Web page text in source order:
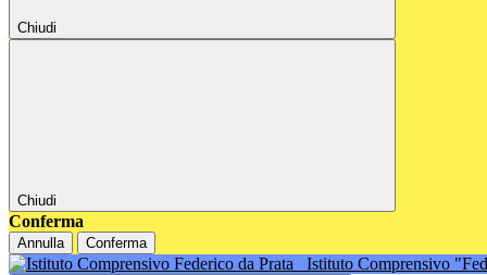
Chiudi
Chiudi
Conferma
Annulla Conferma
Istituto Comprensivo